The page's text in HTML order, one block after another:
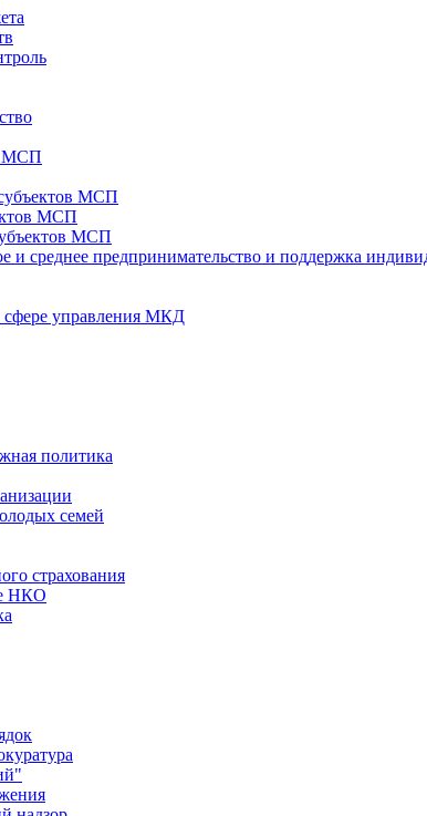
МСП
МСП
МСП
МСП
среднее предпринимательство и поддержка
управления МКД
политика
семей
страхования
НКО